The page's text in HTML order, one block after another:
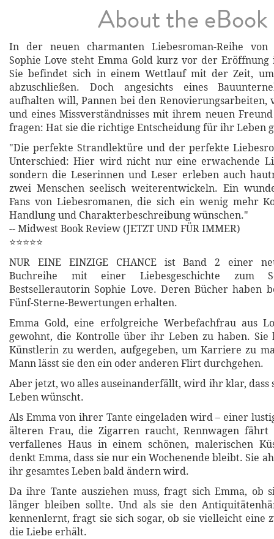
About the eBook
In der neuen charmanten Liebesroman-Reihe von
Sophie Love steht Emma Gold kurz vor der Eröffnung
Sie befindet sich in einem Wettlauf mit der Zeit,
abzuschließen. Doch angesichts eines
aufhalten will, Pannen bei den Renovierungsarbeiten,
und eines Missverständnisses mit ihrem neuen
fragen: Hat sie die richtige Entscheidung für ihr Leben
"Die perfekte Strandlektüre und der perfekte
Unterschied: Hier wird nicht nur eine erwachende
sondern die Leserinnen und Leser erleben auch
zwei Menschen seelisch weiterentwickeln. Ein
Fans von Liebesromanen, die sich ein wenig mehr
Handlung und Charakterbeschreibung wünschen."
-- Midwest Book Review (JETZT UND FÜR IMMER)
⭐⭐⭐⭐⭐
NUR EINE EINZIGE CHANCE ist Band 2 einer
Buchreihe mit einer Liebesgeschichte zum
Bestsellerautorin Sophie Love. Deren Bücher haben
Fünf-Sterne-Bewertungen erhalten.
Emma Gold, eine erfolgreiche Werbefachfrau aus
gewohnt, die Kontrolle über ihr Leben zu haben.
Künstlerin zu werden, aufgegeben, um Karriere zu
Mann lässt sie den ein oder anderen Flirt durchgehen.
Aber jetzt, wo alles auseinanderfällt, wird ihr klar, dass
Leben wünscht.
Als Emma von ihrer Tante eingeladen wird – einer
älteren Frau, die Zigarren raucht, Rennwagen fährt
verfallenes Haus in einem schönen, malerischen
denkt Emma, dass sie nur ein Wochenende bleibt. Sie
ihr gesamtes Leben bald ändern wird.
Da ihre Tante ausziehen muss, fragt sich Emma, ob
länger bleiben sollte. Und als sie den
kennenlernt, fragt sie sich sogar, ob sie vielleicht eine
die Liebe erhält.